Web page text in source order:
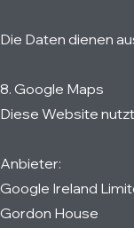
Die Daten dienen
8. Google Maps
Diese Website
Anbieter:
Google Ireland
Gordon House